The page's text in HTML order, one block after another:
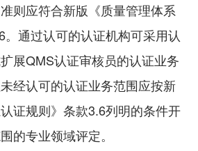
则应符合新版《质量管理体系
通过认可的认证机构可采用认
展QMS认证审核员的认证业务
经认可的认证业务范围应按新
证规则》条款3.6列明的条件开
的专业领域评定。